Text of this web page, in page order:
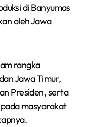
di Banyumas
oleh Jawa
rangka
Jawa Timur,
Presiden, serta
masyarakat